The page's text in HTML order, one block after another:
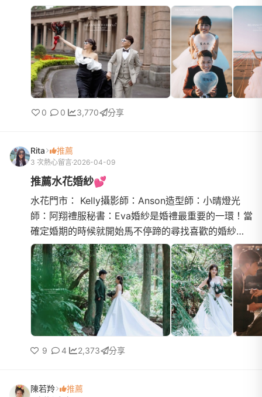
Ellie～Ellie很親切的招呼我們～還讓我先試了兩套禮
服，試了一套宴...
0 0 3,770 分享
Rita 推薦
3 次熱心留言 2026-04-09
推薦水花婚紗💕
水花門市： Kelly攝影師：Anson造型師：小晴燈光
師：阿翔禮服秘書：Eva婚紗是婚禮最重要的一環！當
確定婚期的時候就開始馬不停蹄的尋找喜歡的婚紗！
剛好在滑ig的時候看到水花的照片！一眼就覺得中
了！是我喜歡的風格...
9 4 2,373 分享
陳若羚 推薦